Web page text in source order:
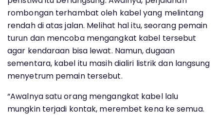
rombongan terhambat oleh kabel yang melintang
rendah di atas jalan. Melihat hal itu, seorang pemain
turun dan mencoba mengangkat kabel tersebut
agar kendaraan bisa lewat. Namun, dugaan
sementara, kabel itu masih dialiri listrik dan langsung
menyetrum pemain tersebut.
“Awalnya satu orang mengangkat kabel lalu
mungkin terjadi kontak, merembet kena ke semua.